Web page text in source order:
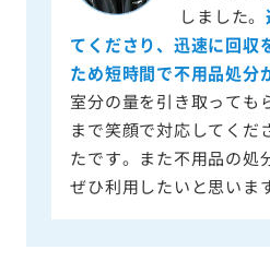
しました。
てくださり、迅速に回収
ため短時間で不用品処分
室分の量を引き取っても
まで笑顔で対応してくだ
たです。また不用品の処
ぜひ利用したいと思いま